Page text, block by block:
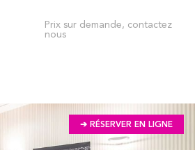
Prix sur demande, contactez
nous
➔ RÉSERVER EN LIGNE